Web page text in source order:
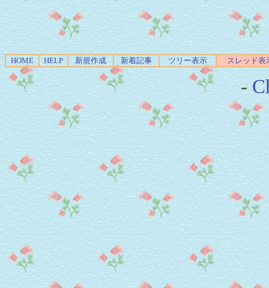
HOME HELP 新規作成 新着記事 ツリー表示 スレッド表
-